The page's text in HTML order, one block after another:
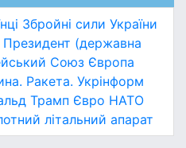
Збройні сили України
Президент (державна
Союз Європа
Ракета. Укрінформ
Трамп Євро НАТО
літальний апарат